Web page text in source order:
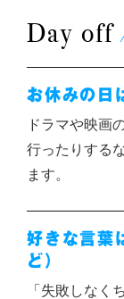
Day off
お休みの日
ドラマや映画
行ったりする
ます。
好きな言葉
ど）
「失敗しなく